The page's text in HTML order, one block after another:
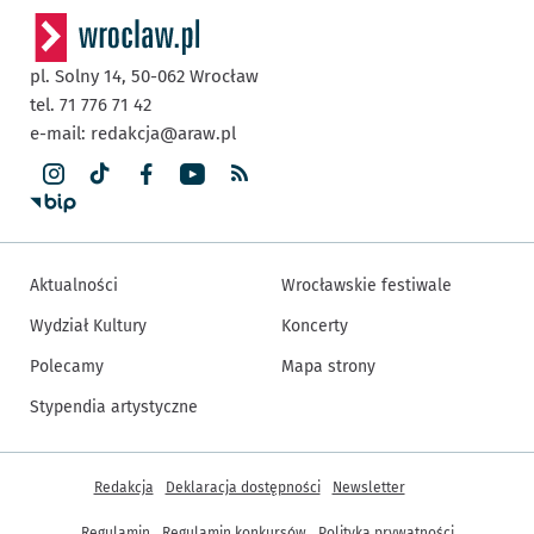
pl. Solny 14, 50-062 Wrocław
tel. 71 776 71 42
e-mail: redakcja@araw.pl
Aktualności
Wydział Kultury
Polecamy
Stypendia artystyczne
Wrocławskie festiwale
Koncerty
Mapa strony
Inne informacje
Redakcja Deklaracja dostępności Newsletter